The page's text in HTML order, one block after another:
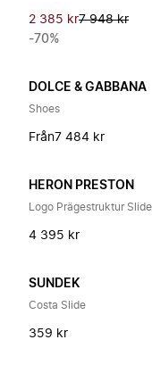
2 385 kr7 948 kr
-70%
DOLCE & GABBANA
Shoes
Från7 484 kr
HERON PRESTON
Logo Prägestruktur
4 395 kr
SUNDEK
Costa Slide
359 kr